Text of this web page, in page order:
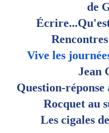
de
Vive les
Jean
Question-
Rocquet au
Les cigales